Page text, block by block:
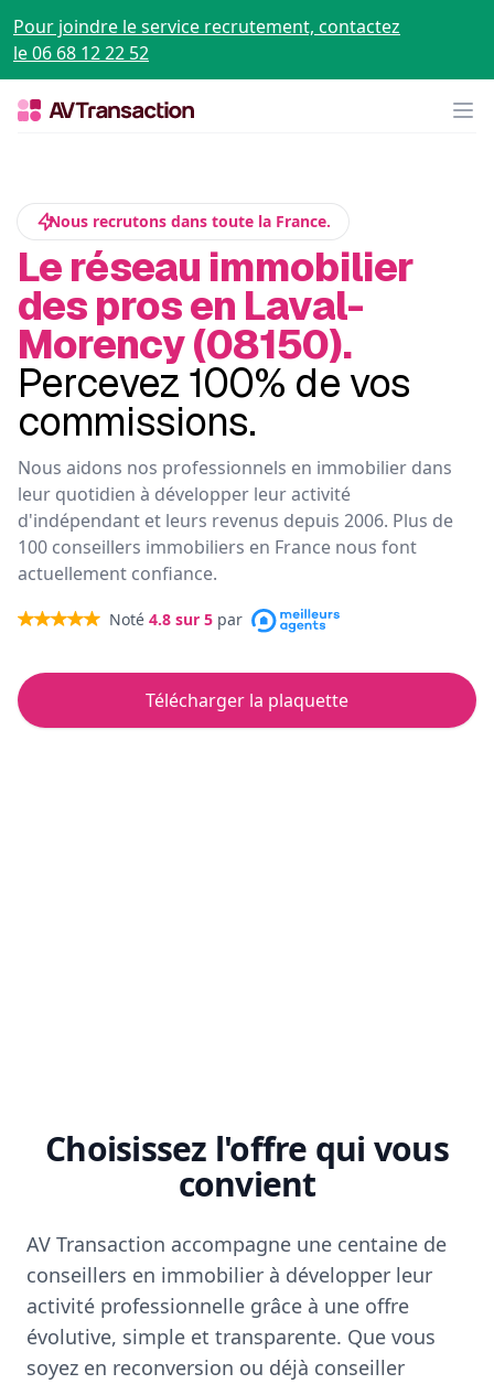
Pour joindre le service recrutement, contactez
le 06 68 12 22 52
Nous recrutons dans toute la France.
Le réseau immobilier
des pros en Laval-
Morency (08150).
Percevez 100% de vos
commissions.
Nous aidons nos professionnels en immobilier dans
leur quotidien à développer leur activité
d'indépendant et leurs revenus depuis 2006. Plus de
100 conseillers immobiliers en France nous font
actuellement confiance.
Noté 4.8 sur 5 par
Télécharger la plaquette
Choisissez l'offre qui vous
convient
AV Transaction accompagne une centaine de
conseillers en immobilier à développer leur
activité professionnelle grâce à une offre
évolutive, simple et transparente. Que vous
soyez en reconversion ou déjà conseiller